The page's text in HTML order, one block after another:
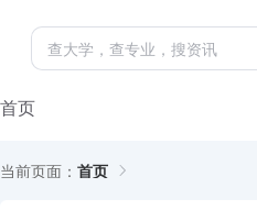
首页
当前页面： 首页